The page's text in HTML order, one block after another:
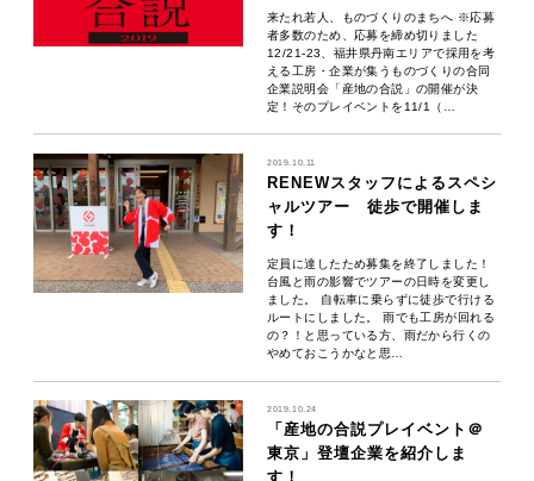
来たれ若人、ものづくりのまちへ ※応募
者多数のため、応募を締め切りました
12/21-23、福井県丹南エリアで採用を考
える工房・企業が集うものづくりの合同
企業説明会「産地の合説」の開催が決
定！そのプレイベントを11/1（…
2019.10.11
RENEWスタッフによるスペシ
ャルツアー 徒歩で開催しま
す！
定員に達したため募集を終了しました！
台風と雨の影響でツアーの日時を変更し
ました。 自転車に乗らずに徒歩で行ける
ルートにしました。 雨でも工房が回れる
の？！と思っている方、雨だから行くの
やめておこうかなと思…
2019.10.24
「産地の合説プレイベント＠
東京」登壇企業を紹介しま
す！